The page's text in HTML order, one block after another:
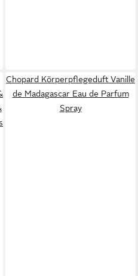
Chopard Körperpflegeduft Vanille
de Madagascar Eau de Parfum
Spray